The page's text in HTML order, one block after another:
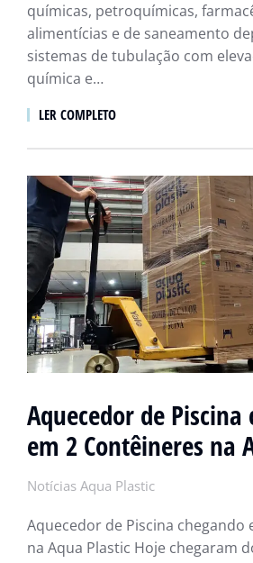
químicas, petroquímicas,
alimentícias e de saneamento
sistemas de tubulação com
química e…
LER COMPLETO
Aquecedor de Piscina
em 2 Contêineres na
Notícias Aqua Plastic
Aquecedor de Piscina chegando
na Aqua Plastic Hoje chegaram